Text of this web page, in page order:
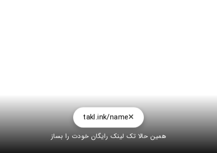
takl.ink/name
همین حالا تک لینک رایگان خودت را بساز